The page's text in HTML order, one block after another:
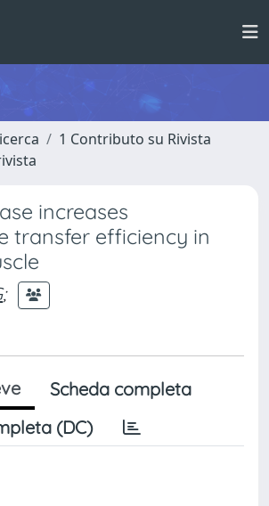
1 Contributo su Rivista
increases
transfer efficiency in
;
Scheda completa
(DC)